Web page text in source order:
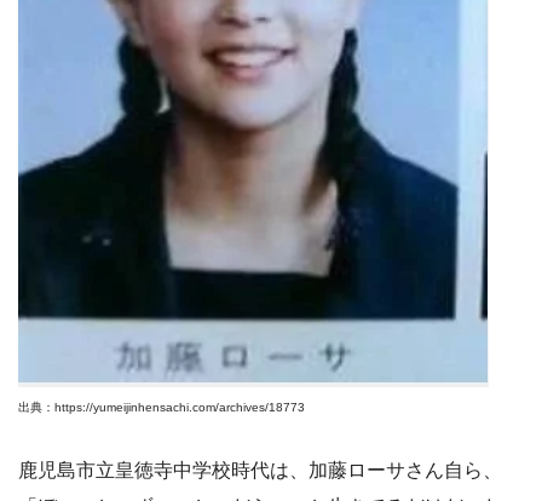
出典：https://yumeijinhensachi.com/archives/18773
鹿児島市立皇徳寺中学校時代は、加藤ローサさん自ら、